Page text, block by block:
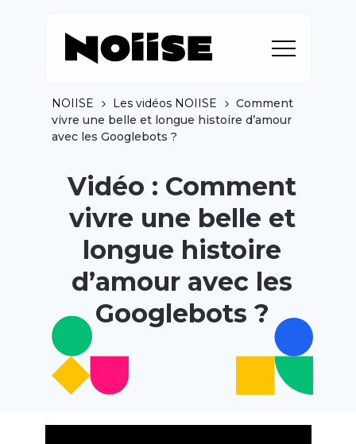
NOIISE Les vidéos NOIISE
Comment
vivre une belle et longue histoire d’amour
avec les Googlebots ?
Vidéo : Comment
vivre une belle et
longue histoire
d’amour avec les
Googlebots ?